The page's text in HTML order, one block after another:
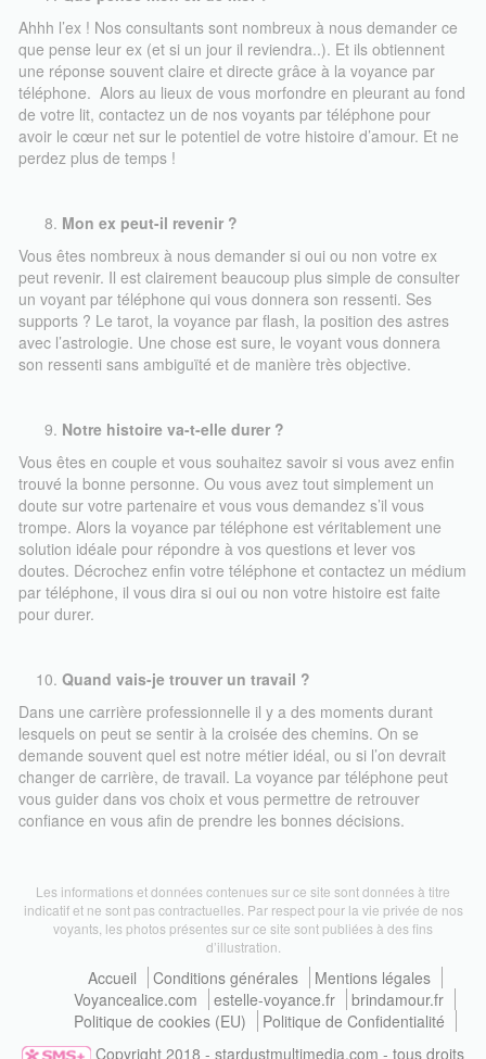
Ahhh l’ex ! Nos consultants sont nombreux à nous demander ce
que pense leur ex (et si un jour il reviendra..). Et ils obtiennent
une réponse souvent claire et directe grâce à la voyance par
téléphone. Alors au lieux de vous morfondre en pleurant au fond
de votre lit, contactez un de nos voyants par téléphone pour
avoir le cœur net sur le potentiel de votre histoire d’amour. Et ne
perdez plus de temps !
Mon ex peut-il revenir ?
Vous êtes nombreux à nous demander si oui ou non votre ex
peut revenir. Il est clairement beaucoup plus simple de consulter
un voyant par téléphone qui vous donnera son ressenti. Ses
supports ? Le tarot, la voyance par flash, la position des astres
avec l’astrologie. Une chose est sure, le voyant vous donnera
son ressenti sans ambiguïté et de manière très objective.
Notre histoire va-t-elle durer ?
Vous êtes en couple et vous souhaitez savoir si vous avez enfin
trouvé la bonne personne. Ou vous avez tout simplement un
doute sur votre partenaire et vous vous demandez s’il vous
trompe. Alors la voyance par téléphone est véritablement une
solution idéale pour répondre à vos questions et lever vos
doutes. Décrochez enfin votre téléphone et contactez un médium
par téléphone, il vous dira si oui ou non votre histoire est faite
pour durer.
Quand vais-je trouver un travail ?
Dans une carrière professionnelle il y a des moments durant
lesquels on peut se sentir à la croisée des chemins. On se
demande souvent quel est notre métier idéal, ou si l’on devrait
changer de carrière, de travail. La voyance par téléphone peut
vous guider dans vos choix et vous permettre de retrouver
confiance en vous afin de prendre les bonnes décisions.
Les informations et données contenues sur ce site sont données à titre
indicatif et ne sont pas contractuelles. Par respect pour la vie privée de nos
voyants, les photos présentes sur ce site sont publiées à des fins
d’illustration.
Accueil Conditions générales
Mentions légales
Voyancealice.com
estelle-voyance.fr
brindamour.fr
Politique de cookies (EU)
Politique de Confidentialité
Copyright 2018 - stardustmultimedia.com - tous droits